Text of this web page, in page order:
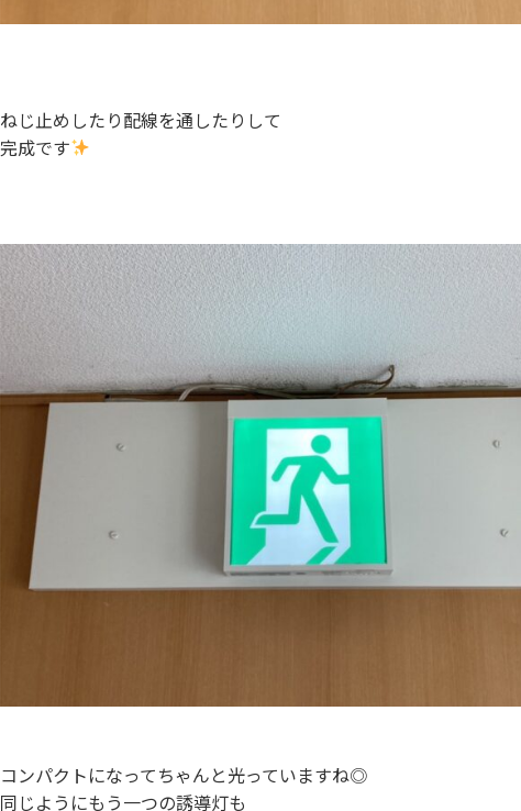
ねじ止めしたり配線を通したりして
完成です
コンパクトになってちゃんと光っていますね◎
同じようにもう一つの誘導灯も